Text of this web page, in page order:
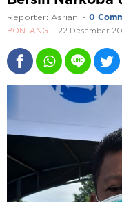
Reporter: Asriani - 0
BONTANG 22 Desember